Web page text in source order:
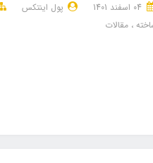
پول اینتکس
مقالات